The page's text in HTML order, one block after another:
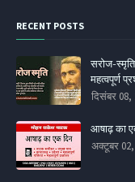
RECENT POSTS
सरोज-स्मृति
महत्वपूर्ण
दिसंबर 08,
आषाढ़ का
अक्टूबर